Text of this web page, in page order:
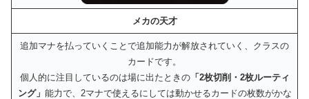
メカの天才
追加マナを払っていくことで追加能力が解放されていく、クラスの
カードです。
個人的に注目しているのは場に出たときの「2枚切削・2枚ルーティ
ング」 能力で、2マナで使えるにしては動かせるカードの枚数がかな